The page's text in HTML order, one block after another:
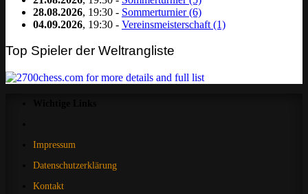
28.08.2026, 19:30 - Sommerturnier (6)
04.09.2026, 19:30 - Vereinsmeisterschaft (1)
Top Spieler der Weltrangliste
Impressum
Datenschutzerklärung
Kontakt